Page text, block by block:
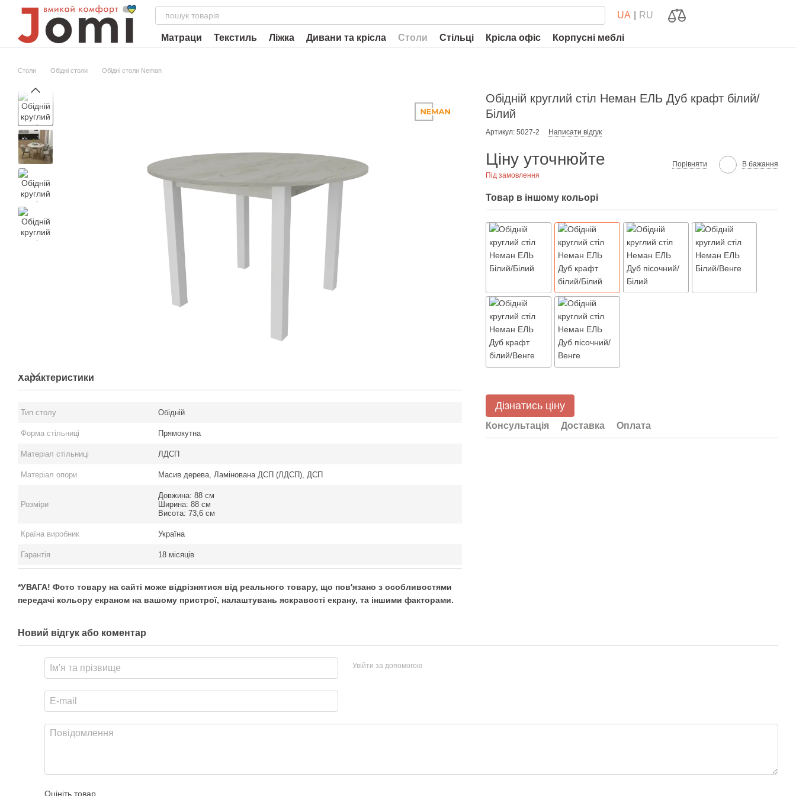
Перейти до основного контенту
UA RU
Матраци Текстиль Ліжка Дивани та крісла Столи Стільці Крісла офіс Корпусні меблі
Столи Обідні столи Обідні столи Neman
Характеристики
Тип столу Обідній
Форма стільниці Прямокутна
Матеріал стільниці ЛДСП
Матеріал опори Масив дерева, Ламінована ДСП (ЛДСП), ДСП
Розміри
Довжина: 88 см
Ширина: 88 см
Висота: 73,6 см
Країна виробник Україна
Гарантія 18 місяців
*УВАГА! Фото товару на сайті може відрізнятися від реального товару, що пов'язано з особливостями
передачі кольору екраном на вашому пристрої, налаштувань яскравості екрану, та іншими факторами.
Обідній круглий стіл Неман ЕЛЬ Дуб крафт білий/
Білий
Артикул: 5027-2 Написати відгук
Ціну уточнюйте
Під замовлення
Порівняти В бажання
Товар в іншому кольорі
Дізнатись ціну
Консультація Доставка Оплата
Новий відгук або коментар
Увійти за допомогою
Оцініть товар